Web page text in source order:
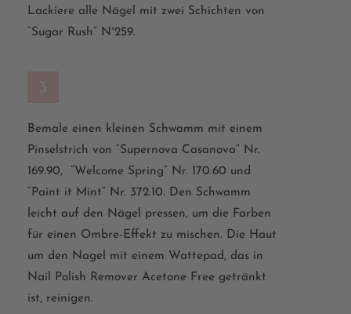
Lackiere alle Nägel mit zwei Schichten von
“Sugar Rush” N°259.
Bemale einen kleinen Schwamm mit einem
Pinselstrich von “Supernova Casanova” Nr.
169.90, “Welcome Spring” Nr. 170.60 und
“Paint it Mint” Nr. 372.10. Den Schwamm
leicht auf den Nägel pressen, um die Farben
für einen Ombre-Effekt zu mischen. Die Haut
um den Nagel mit einem Wattepad, das in
Nail
Polish Remover Acetone Free getränkt
ist, reinigen.